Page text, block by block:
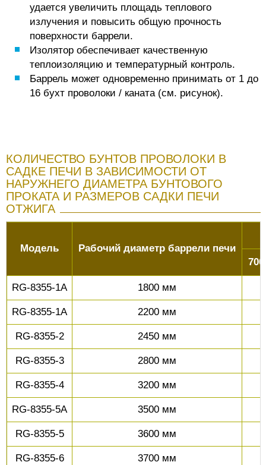
удается увеличить площадь теплового
излучения и повысить общую прочность
поверхности баррели.
Изолятор обеспечивает качественную
теплоизоляцию и температурный контроль.
Баррель может одновременно принимать от 1 до
16 бухт проволоки / каната (см. рисунок).
КОЛИЧЕСТВО БУНТОВ ПРОВОЛОКИ В
САДКЕ ПЕЧИ В ЗАВИСИМОСТИ ОТ
НАРУЖНЕГО ДИАМЕТРА БУНТОВОГО
ПРОКАТА И РАЗМЕРОВ САДКИ ПЕЧИ
ОТЖИГА
Модель
Рабочий диаметр баррели печи
RG-8355-1A 1800 мм
RG-8355-1A 2200 мм
RG-8355-2 2450 мм
RG-8355-3 2800 мм
RG-8355-4 3200 мм
RG-8355-5A 3500 мм
RG-8355-5 3600 мм
RG-8355-6 3700 мм